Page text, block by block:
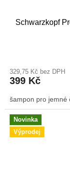
Schwarzkopf
329,75 Kč bez DPH
399 Kč
šampon pro jemné
Novinka
Výprodej